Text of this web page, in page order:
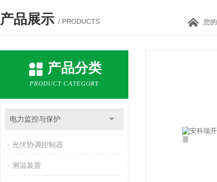
产品展示 / PRODUCTS 您
产品分类
PRODUCT CATEGORY
电力监控与保护
光伏协调控制器
测温装置